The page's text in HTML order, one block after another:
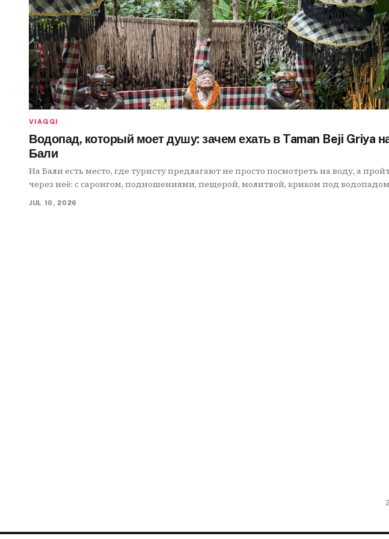
VIAGGI
Водопад, который моет душу: зачем ехать в Taman Beji Griya
Бали
На Бали есть место, где туристу предлагают не просто посмотреть на воду, а
через неё: с саронгом, подношениями, пещерой, молитвой, криком под водопадом
и ощущением, что внутренний ремонт всё-таки начался.
JUL 10, 2026
2